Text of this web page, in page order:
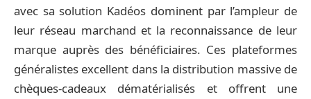
avec sa solution Kadéos dominent par l’ampleur de
leur réseau marchand et la reconnaissance de leur
marque auprès des bénéficiaires. Ces plateformes
généralistes excellent dans la distribution massive de
chèques-cadeaux dématérialisés et offrent une